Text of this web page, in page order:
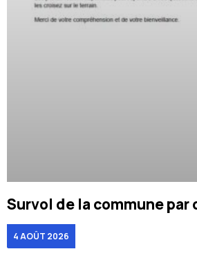
Survol de la commune par
4 AOÛT 2026